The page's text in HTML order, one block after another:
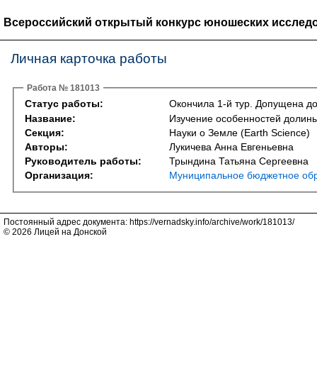
Всероссийский открытый конкурс юношеских
Личная карточка работы
Работа № 181013
Статус работы:
Окончила 1-й тур. Допущена
Название:
Изучение особенностей
Секция:
Науки о Земле (Earth Science)
Авторы:
Лукичева Анна Евгеньевна
Руководитель работы:
Трындина Татьяна Сергеевна
Организация:
Муниципальное бюджетное
Постоянный адрес документа: https://vernadsky.info/archive/work/181013/
© 2026 Лицей на Донской